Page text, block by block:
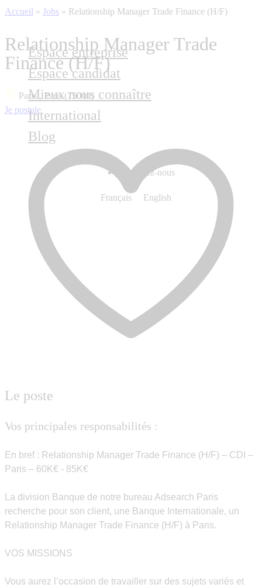
Espace entreprise
Espace candidat
Mieux nous connaître
International
Blog
Contactez-nous
Français English
Accueil » Jobs » Relationship Manager Trade Finance (H/F)
Relationship Manager Trade
Finance (H/F)
Paris , Paris (75000)
Je postule
Le poste
Vos principales responsabilités :
En bref : Relationship Manager Trade Finance (H/F) – CDI –
Paris – 60K€ - 85K€
La division Banque de notre bureau Adsearch Paris
recherche pour son client, une Banque Internationale, un
Relationship Manager Trade Finance (H/F) à Paris.
VOS MISSIONS
Vous aurez l’occasion de travailler sur des sujets variés et